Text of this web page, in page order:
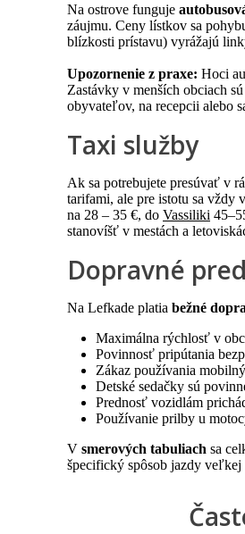
Na ostrove funguje
záujmu. Ceny lístkov sa
blízkosti prístavu) vyrážajú
Upozornenie z praxe: Hoci
Zastávky v menších obciach sú
obyvateľov, na recepcii alebo
Taxi služby
Ak sa potrebujete presúvať v
tarifami, ale pre istotu sa vždy
na 28 – 35 €, do Vassiliki
stanovíšť v mestách a
Dopravné
Na Lefkade platia bežné
Maximálna rýchlosť v
Povinnosť pripútania
Zákaz používania
Detské sedačky sú
Prednosť vozidlám
Používanie prilby u
V smerových tabuliach sa
špecifický spôsob jazdy veľkej